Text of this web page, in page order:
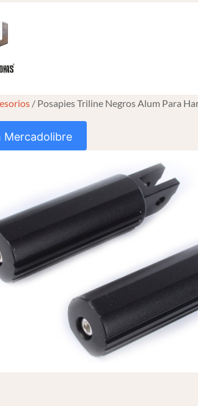
/ Posapies Triline Negros Alum Para
Mercadolibre